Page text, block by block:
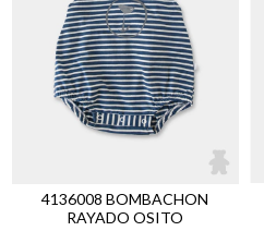
4136008 BOMBACHON
RAYADO OSITO